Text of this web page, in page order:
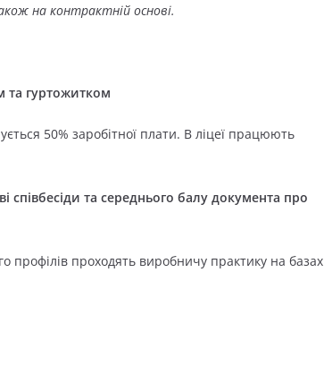
на контрактній основі.
та гуртожитком
50% заробітної плати. В ліцеї працюють
співбесіди та середнього балу документа про
профілів проходять виробничу практику на базах